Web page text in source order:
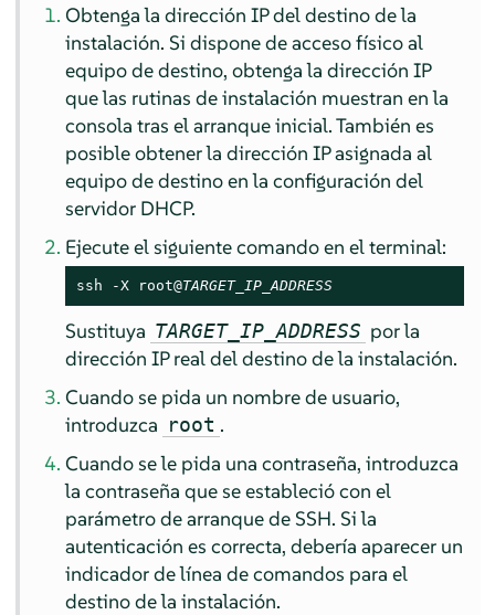
Obtenga la dirección IP del destino de la
instalación. Si dispone de acceso físico al
equipo de destino, obtenga la dirección IP
que las rutinas de instalación muestran en la
consola tras el arranque inicial. También es
posible obtener la dirección IP asignada al
equipo de destino en la configuración del
servidor DHCP.
Ejecute el siguiente comando en el terminal:
ssh -X root@TARGET_IP_ADDRESS
Sustituya TARGET_IP_ADDRESS por la
dirección IP real del destino de la instalación.
Cuando se pida un nombre de usuario,
introduzca root .
Cuando se le pida una contraseña, introduzca
la contraseña que se estableció con el
parámetro de arranque de SSH. Si la
autenticación es correcta, debería aparecer un
indicador de línea de comandos para el
destino de la instalación.